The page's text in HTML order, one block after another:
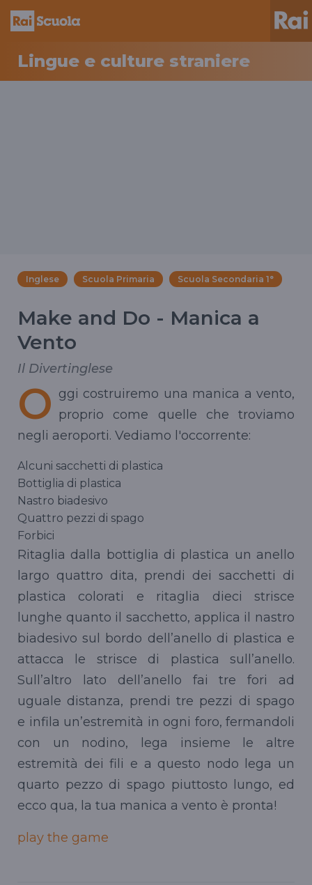
Lingue e culture straniere
Inglese Scuola Primaria Scuola Secondaria 1°
Make and Do - Manica a
Vento
Il Divertinglese
O ggi costruiremo una manica a vento,
proprio come quelle che troviamo
negli aeroporti. Vediamo l'occorrente:
Alcuni sacchetti di plastica
Bottiglia di plastica
Nastro biadesivo
Quattro pezzi di spago
Forbici
Ritaglia dalla bottiglia di plastica un anello
largo quattro dita, prendi dei sacchetti di
plastica colorati e ritaglia dieci strisce
lunghe quanto il sacchetto, applica il nastro
biadesivo sul bordo dell’anello di plastica e
attacca le strisce di plastica sull’anello.
Sull’altro lato dell’anello fai tre fori ad
uguale distanza, prendi tre pezzi di spago
e infila un’estremità in ogni foro, fermandoli
con un nodino, lega insieme le altre
estremità dei fili e a questo nodo lega un
quarto pezzo di spago piuttosto lungo, ed
ecco qua, la tua manica a vento è pronta!
play the game